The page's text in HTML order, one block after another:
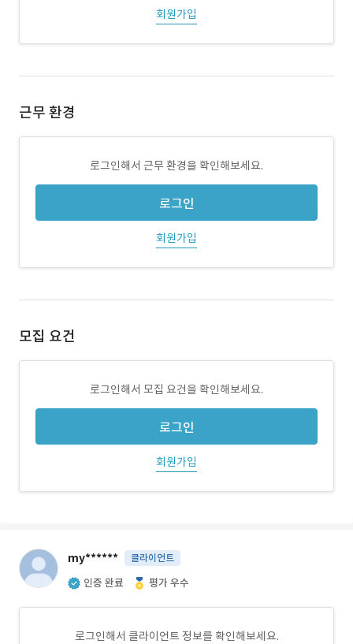
회원가입
근무 환경
로그인해서 근무 환경을 확인해보세요.
로그인
회원가입
모집 요건
로그인해서 모집 요건을 확인해보세요.
로그인
회원가입
my****** 클라이언트
인증 완료 평가 우수
로그인해서 클라이언트 정보를 확인해보세요.